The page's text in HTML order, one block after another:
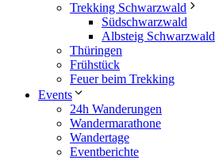
Trekking Schwarzwald
Südschwarzwald
Albsteig Schwarzwald
Thüringen
Frühstück
Feuer beim Trekking
Events
24h Wanderungen
Wandermarathone
Wandertage
Eventberichte